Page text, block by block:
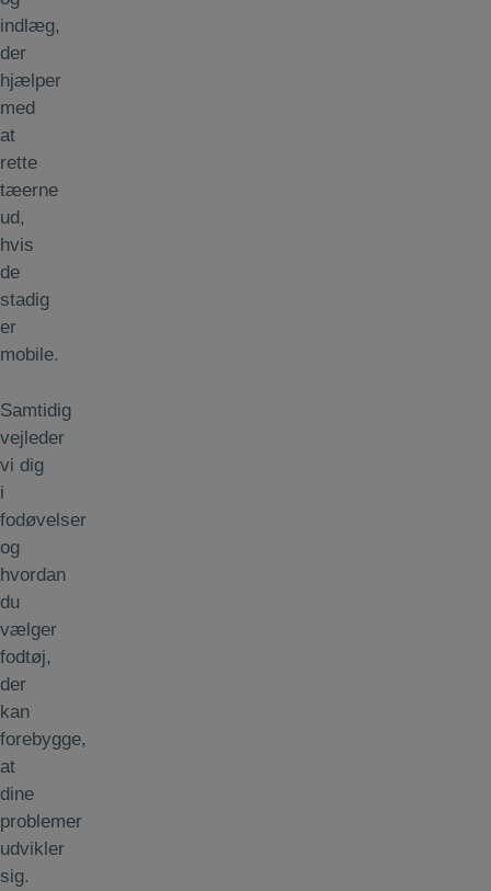
indlæg,
der
hjælper
med
at
rette
tæerne
ud,
hvis
de
stadig
er
mobile.
Samtidig
vejleder
vi dig
i
fodøvelser
og
hvordan
du
vælger
fodtøj,
der
kan
forebygge,
at
dine
problemer
udvikler
sig.